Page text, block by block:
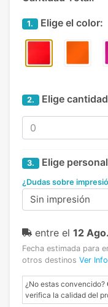
1. Elige el color:
2. Elige
3. Elige
¿Dudas sobre
Sin impresión
entre el 12 Ago.
Fecha estimada para
otros destinos Ver
¿No estas convencido?
verifica la calidad del